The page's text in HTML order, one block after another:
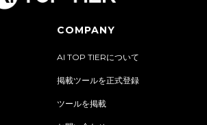
COMPANY
AI TOP TIERについて
掲載ツールを正式登録
ツールを掲載